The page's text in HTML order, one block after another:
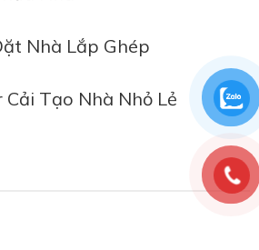
Nhà Lắp Ghép
Cải Tạo Nhà Nhỏ Lẻ